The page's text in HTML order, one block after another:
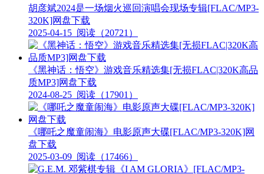
胡彦斌2024是一场烟火巡回演唱会现场专辑[FLAC/MP3-
320K]网盘下载
2025-04-15 阅读（20721）
《黑神话：悟空》游戏音乐精选集[无损FLAC|320K高品
质MP3]网盘下载
2024-08-25 阅读（17901）
《哪吒之魔童闹海》电影原声大碟[FLAC/MP3-320K]网
盘下载
2025-03-09 阅读（17466）